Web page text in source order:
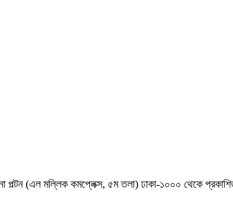
পল্টন (এল মল্লিক কমপ্লেক্স, ৫ম তলা) ঢাকা-১০০০ থেকে